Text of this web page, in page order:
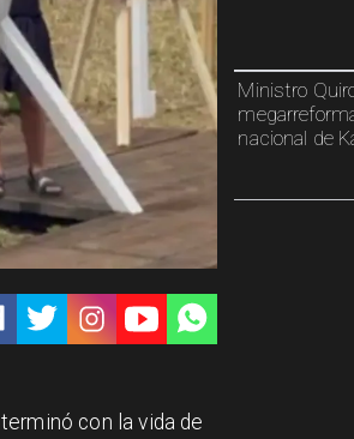
Ministro
nacional de
con la vida de